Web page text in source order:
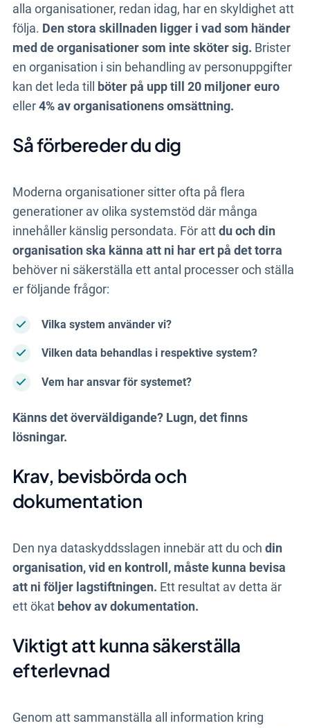
alla organisationer, redan idag, har en skyldighet att
följa. Den stora skillnaden ligger i vad som händer
med de organisationer som inte sköter sig. Brister
en organisation i sin behandling av personuppgifter
kan det leda till böter på upp till 20 miljoner euro
eller4% av organisationens omsättning.
Så förbereder du dig
Moderna organisationer sitter ofta på flera
generationer av olika systemstöd där många
innehåller känslig persondata. För attdu och din
organisation ska känna att ni har ert på det torra
behöver ni säkerställa ett antal processer och ställa
er följande frågor:
Vilka system använder vi?
Vilken data behandlas i respektive system?
Vem har ansvar för systemet?
Känns det överväldigande? Lugn, det finns
lösningar.
Krav, bevisbörda och
dokumentation
Den nya dataskyddsslagen innebär att du och din
organisation, vid en kontroll, måste kunna bevisa
att ni följer lagstiftningen. Ett resultat av detta är
ett ökat behov av dokumentation.
Viktigt att kunna säkerställa
efterlevnad
Genom att sammanställa all information kring